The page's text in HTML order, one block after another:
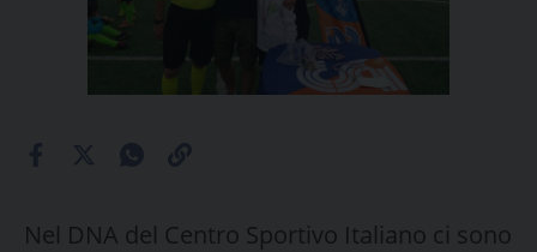
Nel DNA del Centro Sportivo Italiano ci sono